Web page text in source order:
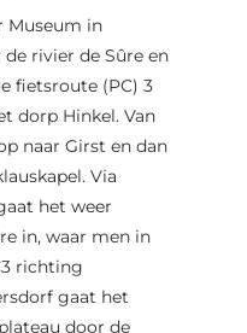
en PC3 Des Trois
museum in
en andere
Echternach
Museum in
rivier de Sûre en
fietsroute (PC) 3
dorp Hinkel. Van
naar Girst en dan
Via
het weer
in, waar men in
richting
gaat het
door de